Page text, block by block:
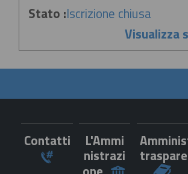
Stato :Iscrizione chiusa
Visualizza
Contatti L'Ammi
nistrazi